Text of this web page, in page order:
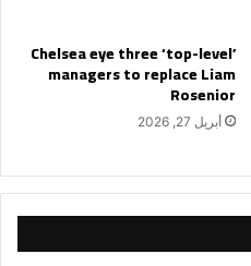
Chelsea eye three ‘top-level’
managers to replace Liam
Rosenior
أبريل 27, 2026